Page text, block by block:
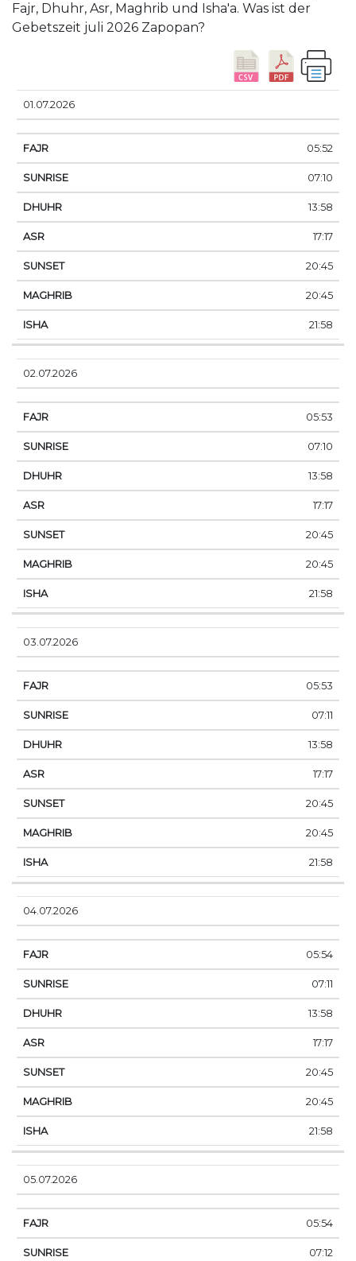
Fajr, Dhuhr, Asr, Maghrib und Isha'a. Was ist der
Gebetszeit juli 2026 Zapopan?
DATUM
01.07.2026
05:52
07:10
13:58
17:17
20:45
20:45
21:58
02.07.2026
05:53
07:10
13:58
17:17
20:45
20:45
21:58
03.07.2026
05:53
07:11
13:58
17:17
20:45
20:45
21:58
04.07.2026
05:54
07:11
13:58
17:17
20:45
20:45
21:58
05.07.2026
05:54
07:12